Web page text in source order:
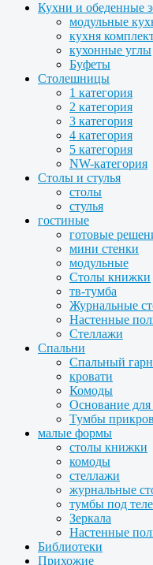
Кухни и обеденные
модульные
кухня
кухонные углы
Буфеты
Столешницы
1 категория
2 категория
3 категория
4 категория
5 категория
NW-категория
Столы и стулья
столы
стулья
гостиные
готовые
мини стенки
модульные
Столы книжки
тв-тумба
Журнальные
Настенные
Стеллажи
Спальни
Спальный
кровати
Комоды
Основание для
Тумбы
малые формы
столы книжки
комоды
стеллажи
журнальные
тумбы под
Зеркала
Настенные
Библиотеки
Прихожие